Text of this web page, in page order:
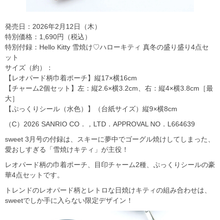
発売日：2026年2月12日（木）
特別価格：1,690円（税込）
特別付録：Hello Kitty 雪焼け♡ハローキティ 真冬の盛り盛り4点セ
ット
サイズ（約）：
【レオパード柄巾着ポーチ】縦17×横16cm
【チャーム2個セット】左：縦2.6×横3.2cm、右：縦4×横3.8cm［最
大］
【ぷっくりシール（水色）】（台紙サイズ）縦9×横8cm
（C）2026 SANRIO CO．，LTD．APPROVAL NO．L664639
sweet 3月号の付録は、スキーに夢中でゴーグル焼けしてしまった、
愛おしすぎる「雪焼けキティ」が主役！
レオパード柄の巾着ポーチ、目印チャーム2種、ぷっくりシールの豪
華4点セットです。
トレンドのレオパード柄とレトロな日焼けキティの組み合わせは、
sweetでしか手に入らない限定デザイン！